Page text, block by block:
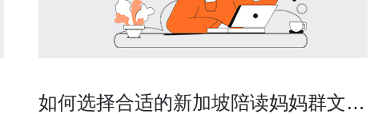
如何选择合适的新加坡陪读妈妈群文庆